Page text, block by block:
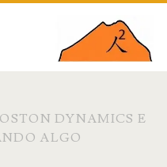
DYNAMICS E
ALGO